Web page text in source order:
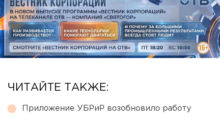
ЧИТАЙТЕ ТАКЖЕ:
Приложение УБРиР возобновило работу